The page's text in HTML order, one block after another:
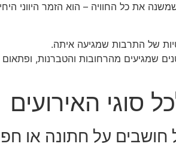
את כל החוויה – הוא הזמר
של התרבות שמגיעה איתה.
שמגיעים מהרחובות והטברנות,
סוגי האירועים
חושבים על חתונה או